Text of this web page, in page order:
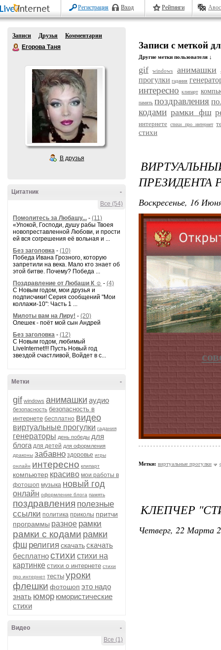
Регистрация Вход Рейтинги
Записи Друзья
Комментарии
Егорова Таня
В друзья
-
Цитатник
Все (54)
Помолитесь за Любашу... - (11)
«Упокой, Господи, душу рабы Твоея
новопреставленной Любови, и прости
ей вся согрешения её вольная и ...
Без заголовка - (10)
Победа Ивана Грозного, которую
запретили на века. Мало кто знает об
этой битве. Почему? Победа ...
Поздравление от Любаши К ☺ - (4)
С Новым годом, мои друзья и
подписчики! Серия сообщений "Мои
коллажи-10": Часть 1 ...
Милоты вам на Лиру! - (20)
Олешек - поёт мой сын Андрей
Без заголовка - (12)
С Новым годом, любимый
LiveInternet!!! Пусть Новый год
звездой счастливой, Войдет в с...
-
Метки
gif windows анимашки аудио
безопасность безопасность в
интернете бесплатно видео
виртуальные прогулки гадания
генераторы день победы для
блога для детей для оформления
драконы забавно здоровье игры
онлайн интересно клипарт
компьютер красиво мои работы в
фотошоп музыка новый год
онлайн оформление блога память
поздравления полезные
ссылки политика приколы притчи
программы разное рамки
рамки с кодами рамки
фш религия скачатьскачать
бесплатностихи стихи на
картинке стихи о интернете стихи
про интернет тесты уроки
флешки фотошоп это надо
знать юмор юмористические
стихи
-
Видео
Все (1)
Записи с меткой
Другие метки пользователя ↓
gif windows анимашки
прогулки гадания
интересно клипарт
память поздравления
кодами рамки фш
интернете стихи про интернет
стихи
ПРЕЗИДЕНТА
Воскресенье, 16
Метки: виртуальные прогулки
КЛЕПЧЕР
Четверг, 22 Марта